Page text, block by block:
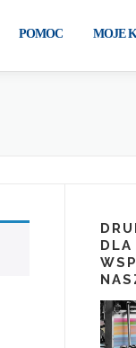
POMOC MOJE
DLA